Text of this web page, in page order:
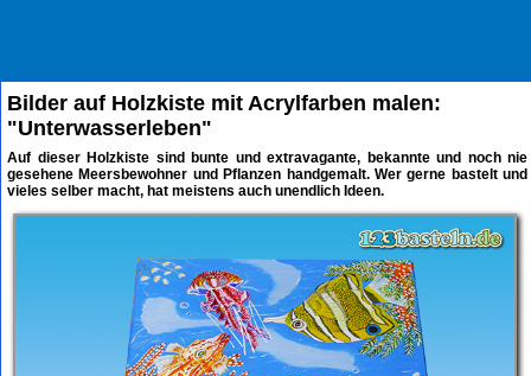
Bilder auf Holzkiste mit Acrylfarben malen:
"Unterwasserleben"
Auf dieser Holzkiste sind bunte und extravagante, bekannte und noch nie
gesehene Meersbewohner und Pflanzen handgemalt. Wer gerne bastelt und
vieles selber macht, hat meistens auch unendlich Ideen.